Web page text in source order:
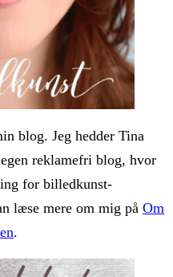
blog. Jeg hedder Tina
reklamefri blog, hvor
for billedkunst-
læse mere om mig på Om
.